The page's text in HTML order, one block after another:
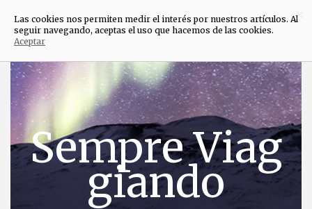
Anar
directament
contingut
Sempre Viag
giando
×
Las cookies nos permiten medir el interés por nuestros artículos. Al
seguir navegando, aceptas el uso que hacemos de las cookies.
Aceptar